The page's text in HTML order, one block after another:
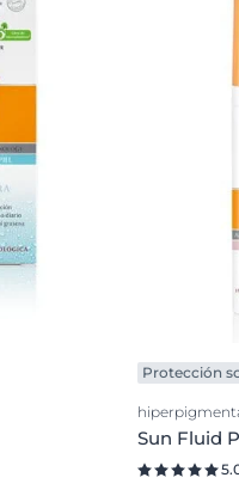
Protección
Sun Fluid